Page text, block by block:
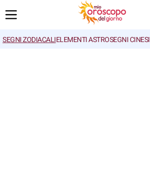
SEGNI ZODIACALIELEMENTI ASTROSEGNI CINESI